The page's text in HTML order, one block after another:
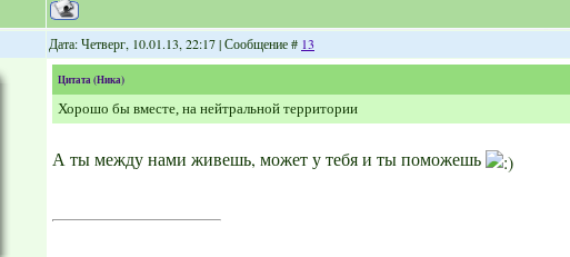
Дата: Четверг, 10.01.13, 22:17 | Сообщение # 13
Цитата(Ника)
Хорошо бы вместе, на нейтральной территории
А ты между нами живешь, может у тебя и ты поможешь